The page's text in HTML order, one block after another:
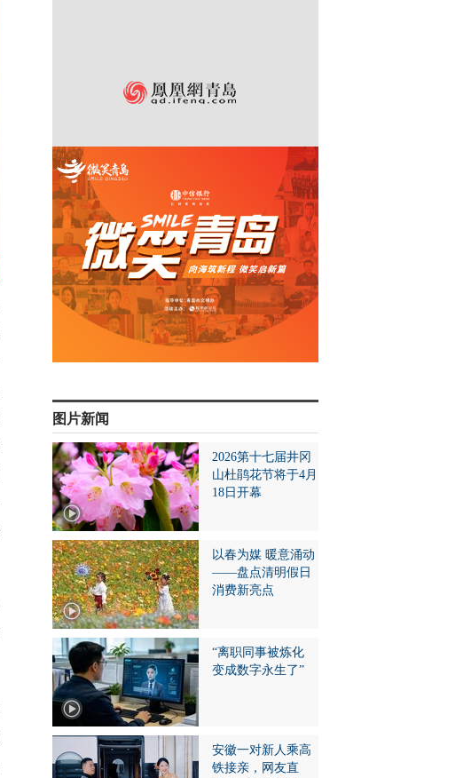
图片新闻
2026第十七届井冈
山杜鹃花节将于4月
18日开幕
以春为媒 暖意涌动
——盘点清明假日
消费新亮点
“离职同事被炼化
变成数字永生了”
安徽一对新人乘高
铁接亲，网友直